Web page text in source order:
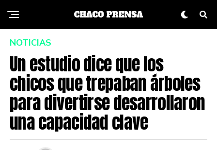
NOTICIAS
Un estudio dice que los
chicos que trepaban árboles
para divertirse desarrollaron
una capacidad clave